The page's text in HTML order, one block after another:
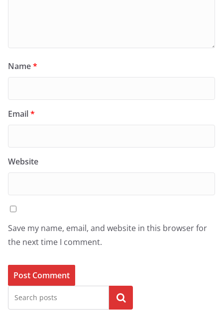
Name*
Email*
Website
Save my name, email, and website in this browser for
the next time I comment.
Search